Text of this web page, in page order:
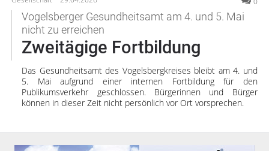
Vogelsberg
Alsfeld
Lauterbach
Romrod
Homberg
Ohm
Schotten
Antrifttal
jetzt
kostenlos
kostenlos
Vogelsberger Gesundheitsamt am 4. und 5. Mai
nicht zu erreichen
Zweitägige Fortbildung
Das Gesundheitsamt des Vogelsbergkreises bleibt am 4. und
5. Mai aufgrund einer internen Fortbildung für den
Publikumsverkehr geschlossen. Bürgerinnen und Bürger
können in dieser Zeit nicht persönlich vor Ort vorsprechen.